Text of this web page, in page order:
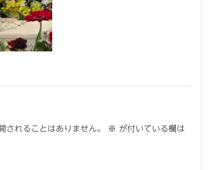
されることはありません。 ※ が付いている欄は